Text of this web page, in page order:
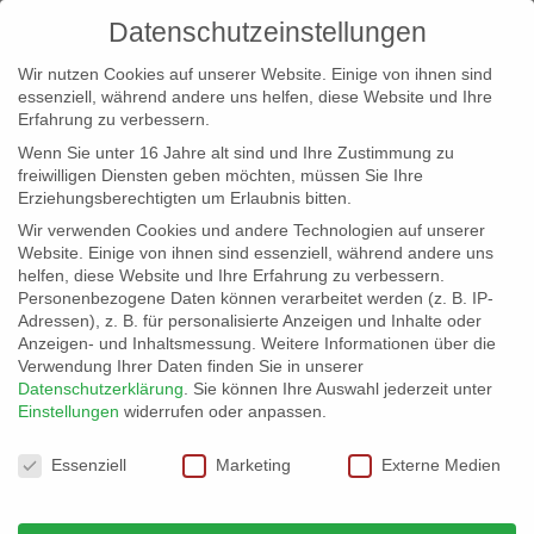
info@erfolgreich-events.de
+4940 46 777 230
Datenschutzeinstellungen
Wir nutzen Cookies auf unserer Website. Einige von ihnen sind
essenziell, während andere uns helfen, diese Website und Ihre
Erfahrung zu verbessern.
Wenn Sie unter 16 Jahre alt sind und Ihre Zustimmung zu
freiwilligen Diensten geben möchten, müssen Sie Ihre
Erziehungsberechtigten um Erlaubnis bitten.
Wir verwenden Cookies und andere Technologien auf unserer
Website. Einige von ihnen sind essenziell, während andere uns
helfen, diese Website und Ihre Erfahrung zu verbessern.
Personenbezogene Daten können verarbeitet werden (z. B. IP-
Adressen), z. B. für personalisierte Anzeigen und Inhalte oder
Anzeigen- und Inhaltsmessung. Weitere Informationen über die
Verwendung Ihrer Daten finden Sie in unserer
Datenschutzerklärung
Sie können Ihre Auswahl jederzeit unter
Einstellungen widerrufen oder anpassen.
Datenschutzeinstellungen
Essenziell Marketing Externe Medien